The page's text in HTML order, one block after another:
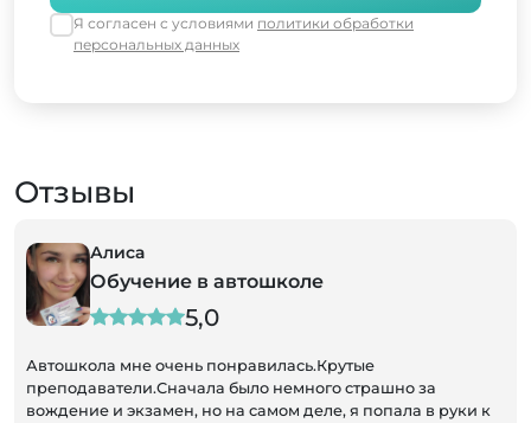
Я согласен с условиями политики обработки
персональных данных
Отзывы
Алиса
Обучение в автошколе
5,0
Автошкола мне очень понравилась.Крутые
преподаватели.Сначала было немного страшно за
вождение и экзамен, но на самом деле, я попала в руки к